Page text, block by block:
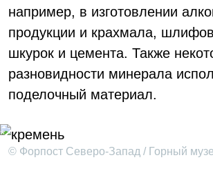
например, в изготовлении
продукции и крахмала,
шкурок и цемента. Также
разновидности минерала
поделочный материал.
© Форпост Северо-Запад / Горный